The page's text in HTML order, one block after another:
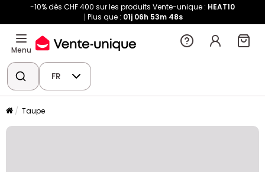
-10% dès CHF 400 sur les produits Vente-unique : HEAT10
Plus que : 01j 06h 53m 48s
Menu
FR
Taupe